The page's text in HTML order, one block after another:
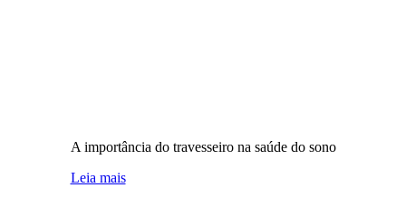
A importância do travesseiro na saúde do sono
Leia mais